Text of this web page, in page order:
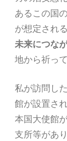
あるこの国
が想定され
未来につな
地から祈っ
私が訪問し
館が設置さ
本国大使館
支所等があ